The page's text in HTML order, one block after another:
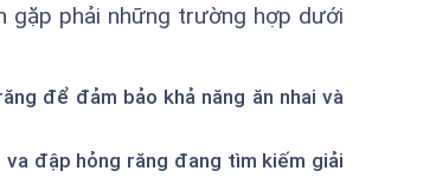
gặp phải những trường hợp dưới
để đảm bảo khả năng ăn nhai và
đập hỏng răng đang tìm kiếm giải